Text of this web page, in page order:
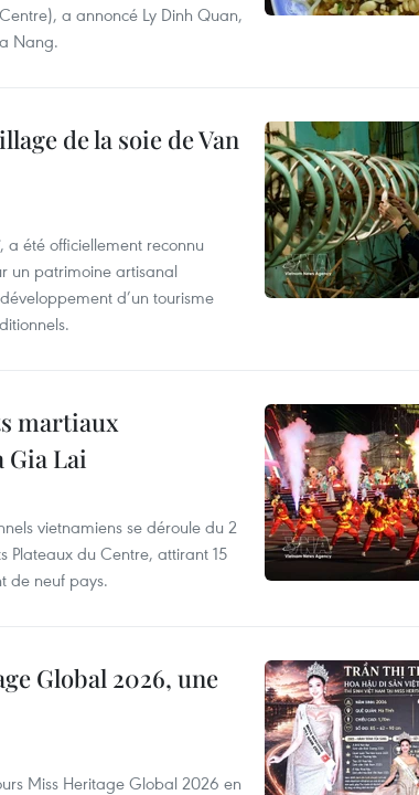
a annoncé Ly Dinh Quan,
Nang.
de la soie de Van
a été officiellement reconnu
un patrimoine artisanal
d’un tourisme
martiaux
Lai
vietnamiens se déroule du 2
Plateaux du Centre, attirant 15
de neuf pays.
Global 2026, une
Miss Heritage Global 2026 en